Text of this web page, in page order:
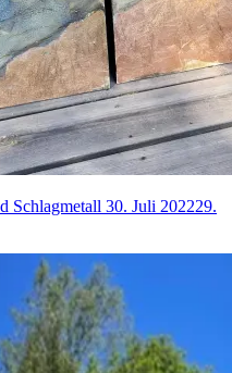
Schlagmetall 30. Juli 202229.